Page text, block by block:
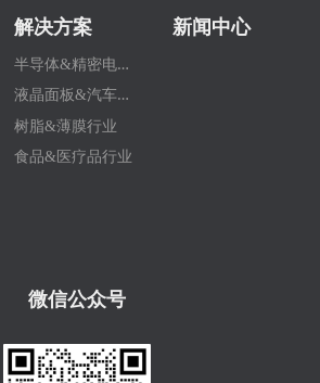
微信公众号
解决方案
半
导体&精密电子行业
液
晶面板&汽车行业
树脂&薄膜行业
食品&医疗品行业
新闻中心